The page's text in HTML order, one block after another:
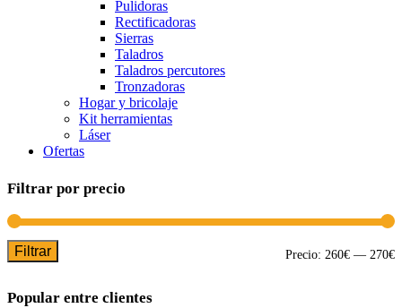
Pulidoras
Rectificadoras
Sierras
Taladros
Taladros percutores
Tronzadoras
Hogar y bricolaje
Kit herramientas
Láser
Ofertas
Filtrar por precio
Filtrar Precio: 260€ — 270€
Popular entre clientes